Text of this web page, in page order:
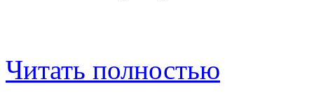
Читать полностью